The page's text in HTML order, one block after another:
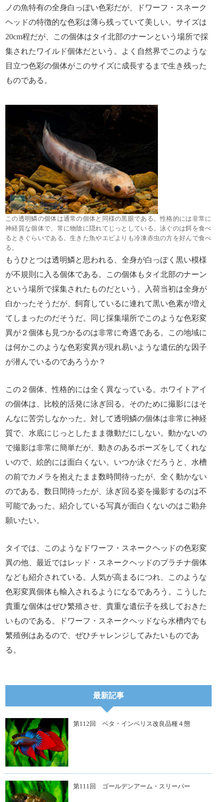
ノの魚特有の全身白っぽい色彩だが、ドワーフ・スネーク
ヘッドの特徴的な色彩は薄ら残っていて美しい。サイズは
20cm程だが、この個体はタイ北部のナーンという場所で採
集されたワイルド個体だという。よく自然界でこのような
目立つ色彩の個体がこのサイズに成長するまで生き残った
ものである。
この透明鱗の個体は通常の個体と同様の黒眼である。性格的には非常に
神経質な個体で、常に物陰に隠れてじっとしている。泳ぐのは餌を食べ
るときぐらいである。生きた魚やエビよりも冷凍赤虫の方を好んで食べ
る。
もうひとつは透明鱗と思われる、全身が白っぽく黒い模様
が不規則に入る個体である。この個体もタイ北部のナーン
という場所で採集されたものだという。入荷当初は全身が
白かったそうだが、飼育しているに連れて黒い色素が増え
てしまったのだそうだ。同じ採集場所でこのような色彩変
異が２個体も見つかるのは非常に奇遇である。この地域に
は何かこのような色彩変異が現れ易いような遺伝的な因子
が潜んでいるのであろうか？
この２個体、性格的には全く異なっている。ホワイトアイ
の個体は、比較的活発に泳ぎ回る。そのために撮影にはそ
んなに苦労しなかった。対して透明鱗の個体は非常に神経
質で、水底にじっとしたまま微動だにしない。動かないの
で撮影は非常に簡単だが、動きのあるポーズをしてくれな
いので、絵的には面白くない。いつか泳ぐだろうと、水槽
の前でカメラを抱えたまま数時間待ったが、全く動かない
のである。数日間待ったが、泳ぎ回る姿を撮影するのは不
可能であった。紹介している写真が面白くないのはご勘弁
願いたい。
タイでは、このようなドワーフ・スネークヘッドの色彩変
異の他、最近ではレッド・スネークヘッドのプラチナ個体
なども紹介されている。人気が高まるにつれ、このような
色彩変異個体も輸入されるようになるであろう。こうした
貴重な個体はぜひ繁殖させ、貴重な遺伝子を残しておきた
いものである。ドワーフ・スネークヘッドなら水槽内でも
繁殖例はあるので、ぜひチャレンジしてみたいものであ
る。
最新記事
第112回 ベタ・インベリス改良品種４態
第111回 ゴールデンアーム・スリーパー